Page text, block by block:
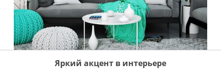
Яркий акцент в интерьере